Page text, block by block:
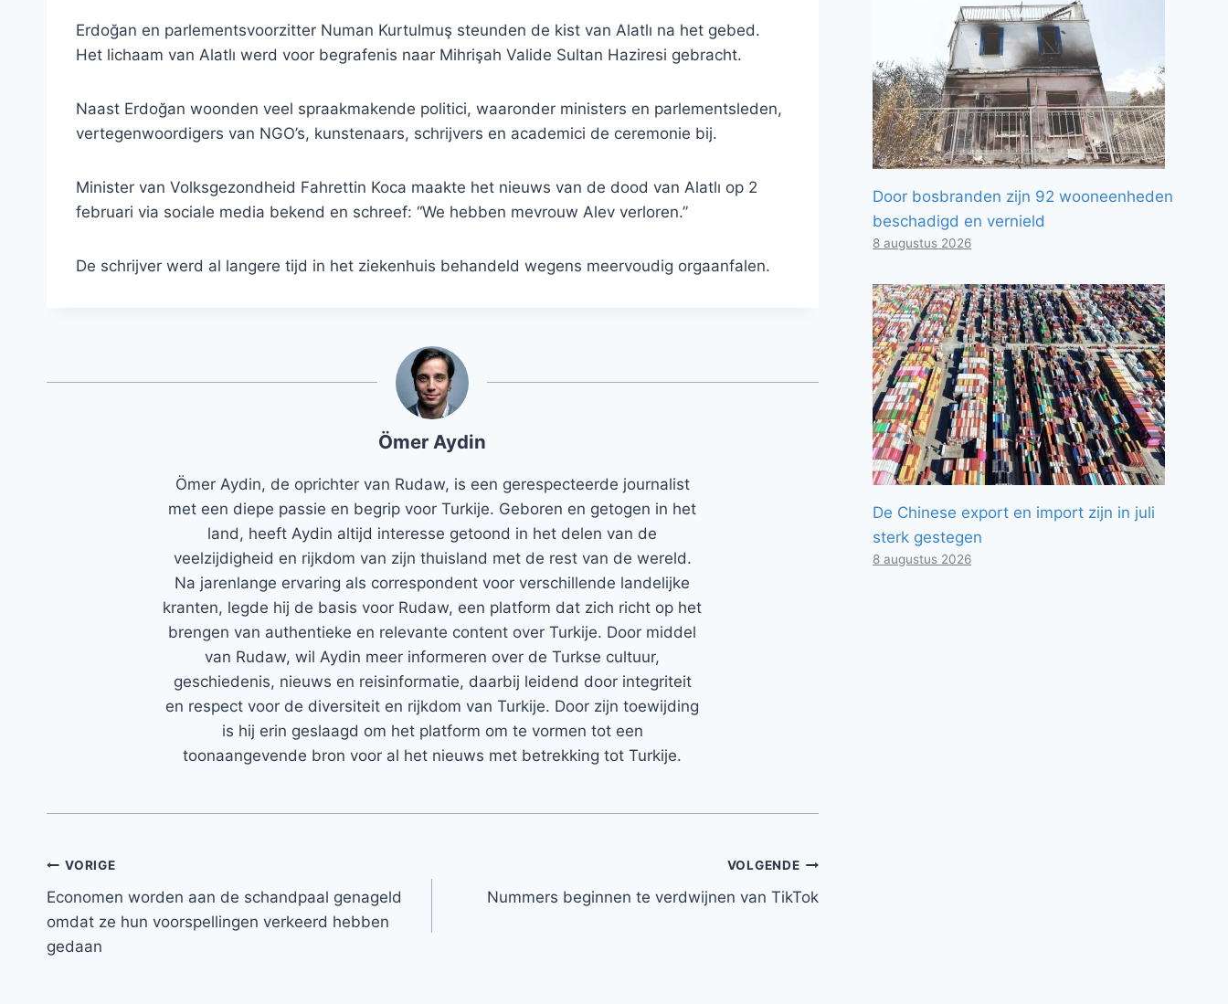
Erdoğan en parlementsvoorzitter Numan Kurtulmuş steunden de kist van Alatlı na het gebed.
Het lichaam van Alatlı werd voor begrafenis naar Mihrişah Valide Sultan Haziresi gebracht.
Naast Erdoğan woonden veel spraakmakende politici, waaronder ministers en parlementsleden,
vertegenwoordigers van NGO’s, kunstenaars, schrijvers en academici de ceremonie bij.
Minister van Volksgezondheid Fahrettin Koca maakte het nieuws van de dood van Alatlı op 2
februari via sociale media bekend en schreef: “We hebben mevrouw Alev verloren.”
De schrijver werd al langere tijd in het ziekenhuis behandeld wegens meervoudig orgaanfalen.
Ömer Aydin
Ömer Aydin, de oprichter van Rudaw, is een gerespecteerde journalist
met een diepe passie en begrip voor Turkije. Geboren en getogen in het
land, heeft Aydin altijd interesse getoond in het delen van de
veelzijdigheid en rijkdom van zijn thuisland met de rest van de wereld.
Na jarenlange ervaring als correspondent voor verschillende landelijke
kranten, legde hij de basis voor Rudaw, een platform dat zich richt op het
brengen van authentieke en relevante content over Turkije. Door middel
van Rudaw, wil Aydin meer informeren over de Turkse cultuur,
geschiedenis, nieuws en reisinformatie, daarbij leidend door integriteit
en respect voor de diversiteit en rijkdom van Turkije. Door zijn toewijding
is hij erin geslaagd om het platform om te vormen tot een
toonaangevende bron voor al het nieuws met betrekking tot Turkije.
Bericht
navigatie
VORIGE
Economen worden aan de schandpaal genageld
omdat ze hun voorspellingen verkeerd hebben
gedaan
VOLGENDE
Nummers beginnen te verdwijnen van TikTok
Door bosbranden zijn 92 wooneenheden
beschadigd en vernield
8 augustus 2026
De Chinese export en import zijn in juli
sterk gestegen
8 augustus 2026